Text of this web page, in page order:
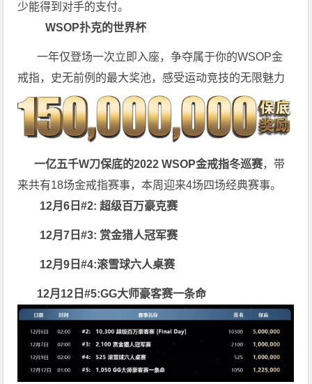
少能得到对手的支付。
WSOP扑克的世界杯
一年仅登场一次立即入座，争夺属于你的WSOP金
戒指，史无前例的最大奖池，感受运动竞技的无限魅力
一亿五千W刀保底的2022 WSOP金戒指冬巡赛，带
来共有18场金戒指赛事，本周迎来4场四场经典赛事。
12月6日#2: 超级百万豪克赛
12月7日#3: 赏金猎人冠军赛
12月9日#4:滚雪球六人桌赛
12月12日#5:GG大师豪客赛一条命